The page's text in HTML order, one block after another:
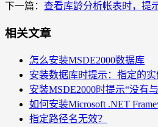
下一篇： 查看库龄分析帐表时，提
相关文章
怎么安装MSDE2000数据库
安装数据库时提示：指定的实
安装MSDE2000时提示“没有
如何安装Microsoft .NET
指定路径名无效？